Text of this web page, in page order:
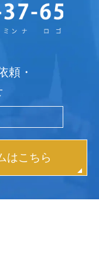
頼・
はこちら